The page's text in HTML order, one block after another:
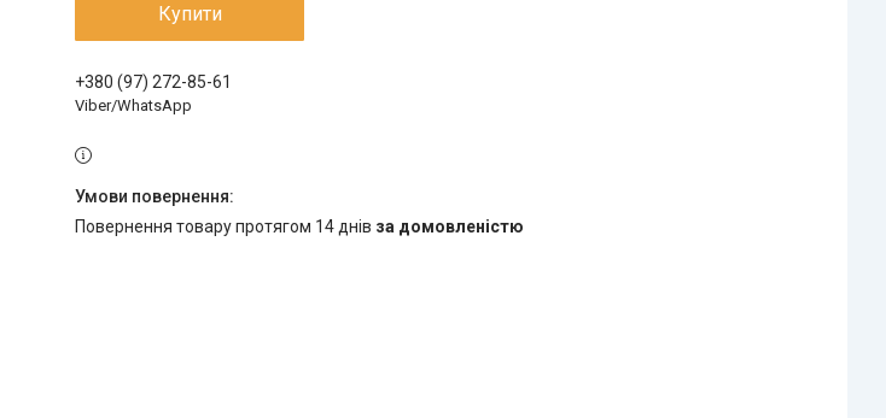
Купити
+380 (97) 272-85-61
Viber/WhatsApp
повернення товару протягом 14 днів за домовленістю